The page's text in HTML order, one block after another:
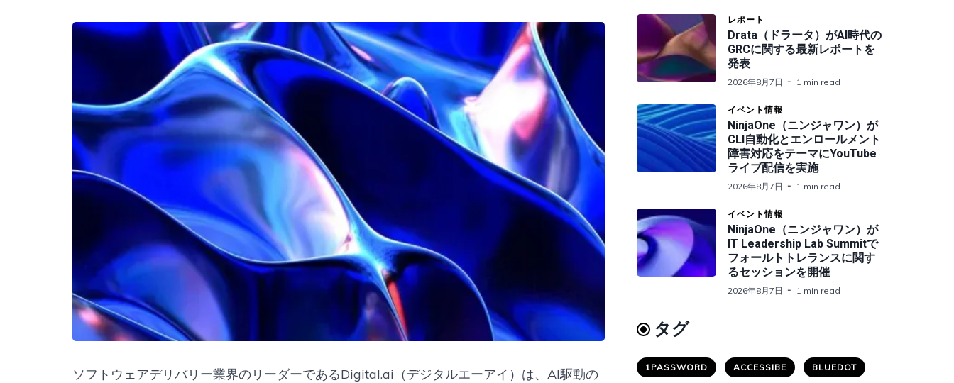
ソフトウェアデリバリー業界のリーダーであるDigital.ai（デジタルエーアイ）は、AI駆動の
レポート
Drata（ドラータ）がAI時代の
GRCに関する最新レポートを
発表
2026年8月7日 1 min read
イベント情報
NinjaOne（ニンジャワン）が
CLI自動化とエンロールメント
障害対応をテーマにYouTube
ライブ配信を実施
2026年8月7日 1 min read
イベント情報
NinjaOne（ニンジャワン）が
IT Leadership Lab Summitで
フォールトトレランスに関す
るセッションを開催
2026年8月7日 1 min read
タグ
1PASSWORD ACCESSIBE BLUEDOT